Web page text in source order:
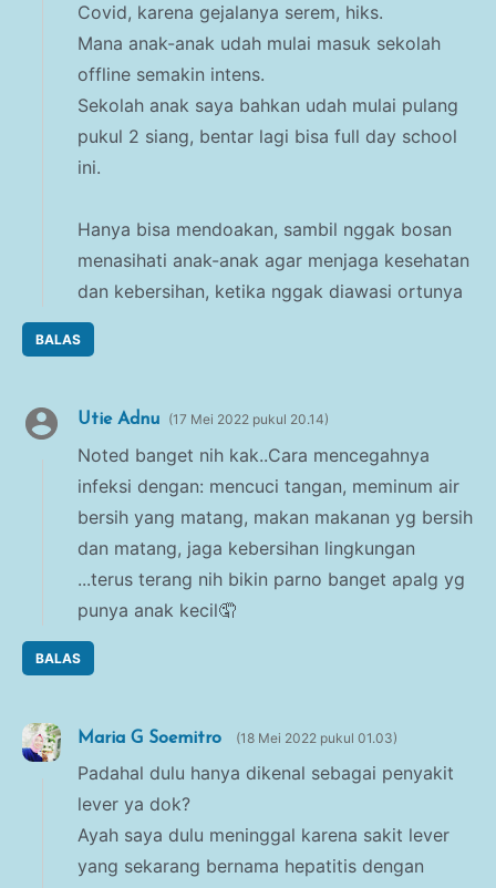
Covid, karena gejalanya serem, hiks.
Mana anak-anak udah mulai masuk sekolah
offline semakin intens.
Sekolah anak saya bahkan udah mulai pulang
pukul 2 siang, bentar lagi bisa full day school
ini.
Hanya bisa mendoakan, sambil nggak bosan
menasihati anak-anak agar menjaga kesehatan
dan kebersihan, ketika nggak diawasi ortunya
BALAS
Utie Adnu 17 Mei 2022 pukul 20.14
Noted banget nih kak..Cara mencegahnya
infeksi dengan: mencuci tangan, meminum air
bersih yang matang, makan makanan yg bersih
dan matang, jaga kebersihan lingkungan
...terus terang nih bikin parno banget apalg yg
punya anak kecil🤦
BALAS
Maria G Soemitro 18 Mei 2022 pukul 01.03
Padahal dulu hanya dikenal sebagai penyakit
lever ya dok?
Ayah saya dulu meninggal karena sakit lever
yang sekarang bernama hepatitis dengan